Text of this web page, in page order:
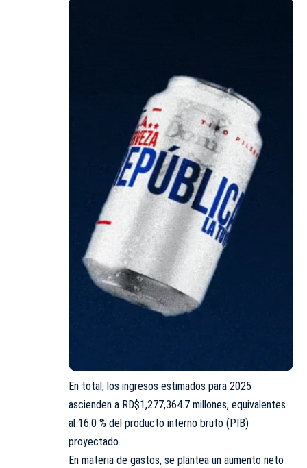
En total, los ingresos estimados para 2025
ascienden a RD$1,277,364.7 millones, equivalentes
al 16.0 % del producto interno bruto (PIB)
proyectado.
En materia de gastos, se plantea un aumento neto